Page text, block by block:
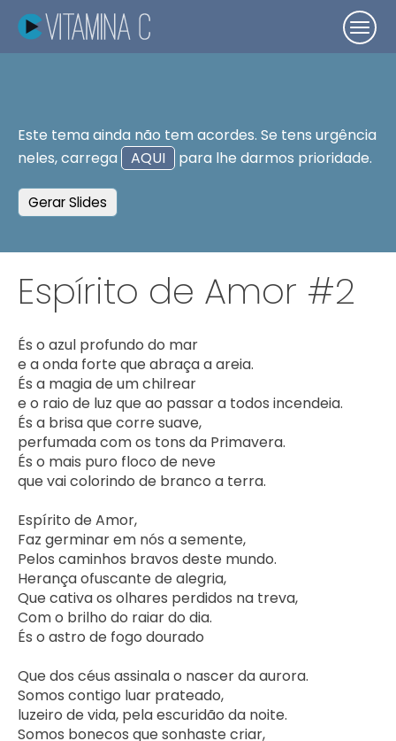
Este tema ainda não tem acordes. Se tens urgência
neles, carrega
AQUI para lhe darmos prioridade.
Gerar Slides
Espírito de Amor #2
És o azul profundo do mar
e a onda forte que abraça a areia.
És a magia de um chilrear
e o raio de luz que ao passar a todos incendeia.
És a brisa que corre suave,
perfumada com os tons da Primavera.
És o mais puro floco de neve
que vai colorindo de branco a terra.
Espírito de Amor,
Faz germinar em nós a semente,
Pelos caminhos bravos deste mundo.
Herança ofuscante de alegria,
Que cativa os olhares perdidos na treva,
Com o brilho do raiar do dia.
És o astro de fogo dourado
Que dos céus assinala o nascer da aurora.
Somos contigo luar prateado,
luzeiro de vida, pela escuridão da noite.
Somos bonecos que sonhaste criar,